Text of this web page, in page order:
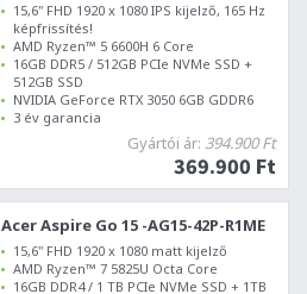
15,6" FHD 1920 x 1080 IPS kijelző, 165 Hz
képfrissítés!
AMD Ryzen™ 5 6600H 6 Core
16GB DDR5 / 512GB PCIe NVMe SSD +
512GB SSD
NVIDIA GeForce RTX 3050 6GB GDDR6
3 év garancia
Gyártói ár: 394.900 Ft
369.900 Ft
Acer Aspire Go 15 -AG15-42P-R1ME
15,6" FHD 1920 x 1080 matt kijelző
AMD Ryzen™ 7 5825U Octa Core
16GB DDR4 / 1 TB PCIe NVMe SSD + 1TB